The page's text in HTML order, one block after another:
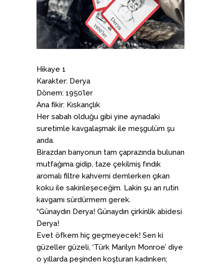
Hikaye 1
Karakter: Derya
Dönem: 1950’ler
Ana fikir: Kıskançlık
Her sabah olduğu gibi yine aynadaki
suretimle kavgalaşmak ile meşgulüm şu
anda.
Birazdan banyonun tam çaprazında bulunan
mutfağıma gidip, taze çekilmiş fındık
aromalı filtre kahvemi demlerken çıkan
koku ile sakinleşeceğim. Lakin şu an rutin
kavgamı sürdürmem gerek.
“Günaydın Derya! Günaydın çirkinlik abidesi
Derya!
Evet öfkem hiç geçmeyecek! Sen ki
güzeller güzeli, ‘Türk Marilyn Monroe’ diye
o yıllarda peşinden koşturan kadınken;